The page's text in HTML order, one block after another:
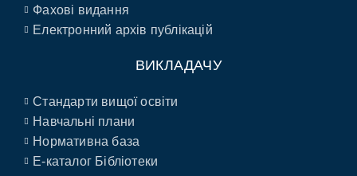
Фахові видання
Електронний архів публікацій
ВИКЛАДАЧУ
Стандарти вищої освіти
Навчальні плани
Нормативна база
E-каталог Бібліотеки